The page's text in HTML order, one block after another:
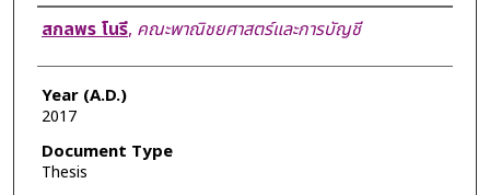
Author
สกลพร โนรี, คณะพาณิชยศาสตร์และการบัญชี
Year (A.D.)
2017
Document Type
Thesis